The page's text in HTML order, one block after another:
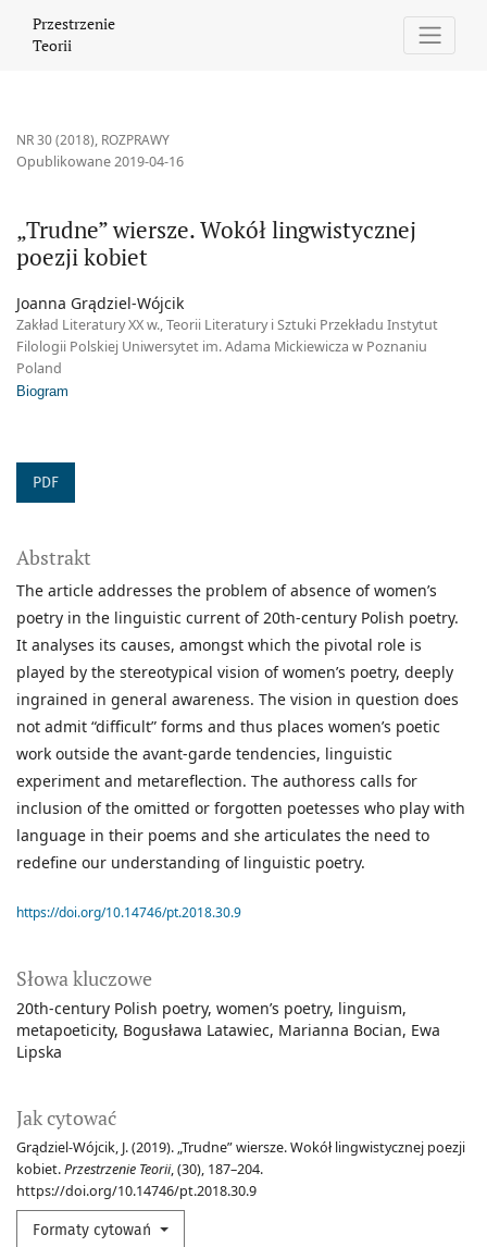
Przestrzenie
Teorii
NR 30 (2018), ROZPRAWY
„Trudne” wiersze. Wokół lingwistycznej
poezji kobiet
Opublikowane 2019-04-16
Joanna Grądziel-Wójcik
Zakład Literatury XX w., Teorii Literatury i Sztuki Przekładu Instytut
Filologii Polskiej Uniwersytet im. Adama Mickiewicza w Poznaniu
Poland
Biogram
PDF
Słowa kluczowe
20th-century Polish poetry women’s poetry linguism
metapoeticity Bogusława Latawiec Marianna Bocian Ewa
Lipska
Jak cytować
Grądziel-Wójcik, J. (2019). „Trudne” wiersze. Wokół lingwistycznej poezji
kobiet.Przestrzenie Teorii, (30), 187–204.
https://doi.org/10.14746/pt.2018.30.9
Formaty cytowań
Abstrakt
The article addresses the problem of absence of women’s
poetry in the linguistic current of 20th-century Polish poetry.
It analyses its causes, amongst which the pivotal role is
played by the stereotypical vision of women’s poetry, deeply
ingrained in general awareness. The vision in question does
not admit “difficult” forms and thus places women’s poetic
work outside the avant-garde tendencies, linguistic
experiment and metareflection. The authoress calls for
inclusion of the omitted or forgotten poetesses who play with
language in their poems and she articulates the need to
redefine our understanding of linguistic poetry.
https://doi.org/10.14746/pt.2018.30.9